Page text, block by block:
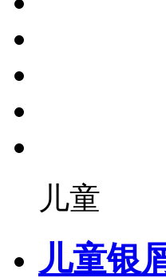
儿童
儿童银